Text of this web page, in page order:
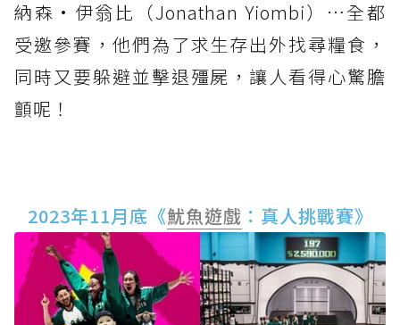
納森·伊翁比（Jonathan Yiombi）…全都
受邀參賽，他們為了求生存出外找尋糧食，
同時又要躲避並擊退殭屍，讓人看得心驚膽
顫呢！
2023年11月底《魷魚遊戲 ：真人挑戰賽》